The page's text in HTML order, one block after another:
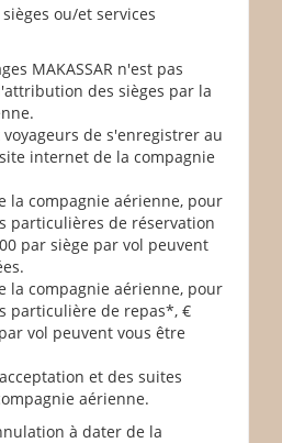
ou/et services
MAKASSAR n'est pas
des sièges par la
de s'enregistrer au
internet de la compagnie
la compagnie aérienne, pour
particulières de réservation
par siège par vol peuvent
la compagnie aérienne, pour
particulière de repas*, €
vol peuvent vous être
et des suites
aérienne.
à dater de la